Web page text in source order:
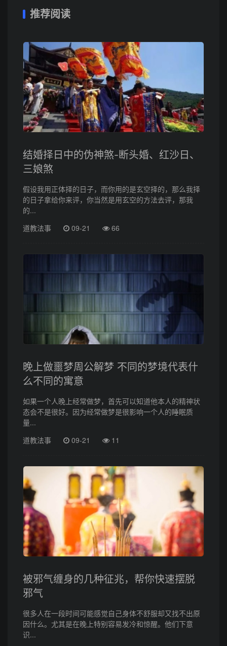
推荐阅读
结婚择日中的伪神煞-断头婚、红沙日、
三娘煞
假设我用正体择的日子，而你用的是玄空择的，那么我择
的日子拿给你来评，你当然是用玄空的方法去评，那我
的...
道教法事
09-21 66
晚上做噩梦周公解梦 不同的梦境代表什
么不同的寓意
如果一个人晚上经常做梦，首先可以知道他本人的精神状
态会不是很好。因为经常做梦是很影响一个人的睡眠质
量...
道教法事
09-21 11
被邪气缠身的几种征兆，帮你快速摆脱
邪气
很多人在一段时间可能感觉自己身体不舒服却又找不出原
因什么。尤其是在晚上特别容易发冷和惊醒。他们下意
识...